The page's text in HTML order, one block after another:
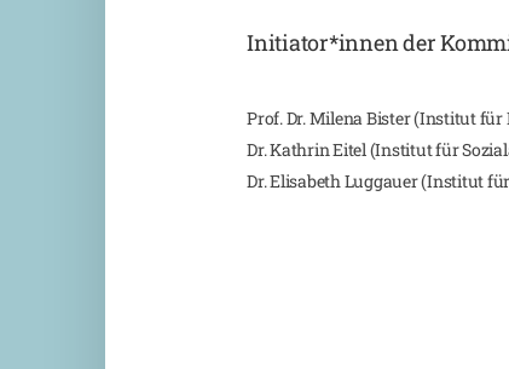
Initiator*innen der
Prof. Dr. Milena Bister (Institut
Dr. Kathrin Eitel (Institut für
Dr. Elisabeth Luggauer (Institut